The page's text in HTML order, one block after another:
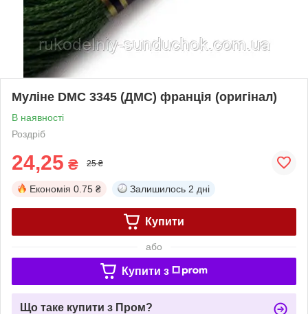
Муліне DMC 3345 (ДМС) франція (оригінал)
В наявності
Роздріб
24,25 ₴ 25 ₴
Економія 0.75 ₴ Залишилось 2 дні
Купити
або
Купити з
Що таке купити з Пром?